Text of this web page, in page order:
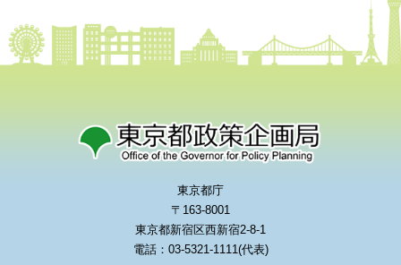
東京都庁
〒163-8001
東京都新宿区西新宿2-8-1
電話：03-5321-1111(代表)